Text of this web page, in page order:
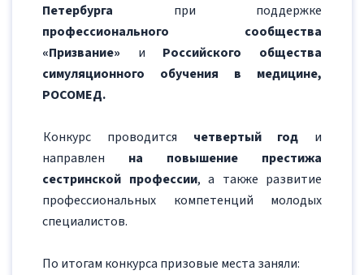
Петербурга при поддержке
профессионального сообщества
«Призвание» и Российского общества
симуляционного обучения в медицине,
РОСОМЕД.
Конкурс проводится четвертый год и
направлен на повышение престижа
сестринской профессии, а также развитие
профессиональных компетенций молодых
специалистов.
По итогам конкурса призовые места заняли: